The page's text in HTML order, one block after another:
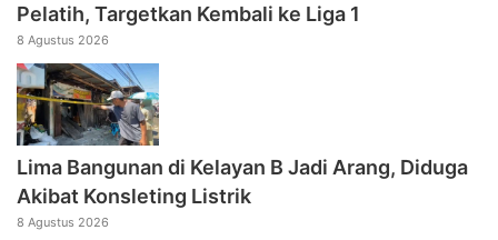
Pelatih, Targetkan Kembali ke Liga 1
8 Agustus 2026
Lima Bangunan di Kelayan B Jadi Arang, Diduga
Akibat Konsleting Listrik
8 Agustus 2026